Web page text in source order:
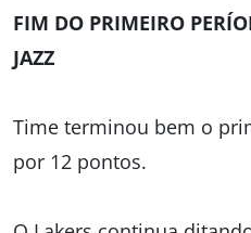
FIM DO PRIMEIRO
JAZZ
Time terminou bem o
por 12 pontos.